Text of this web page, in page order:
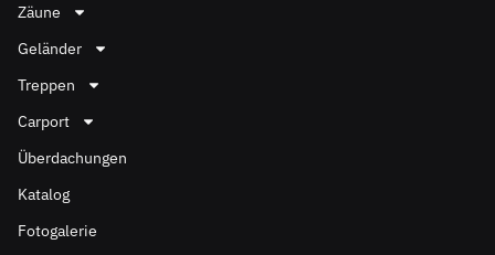
Zäune
Geländer
Treppen
Carport
Überdachungen
Katalog
Fotogalerie